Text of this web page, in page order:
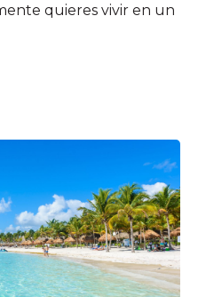
quieres vivir en un